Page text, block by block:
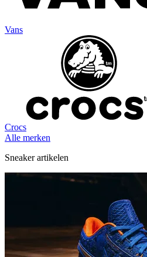
Vans
Crocs
Alle merken
Sneaker artikelen